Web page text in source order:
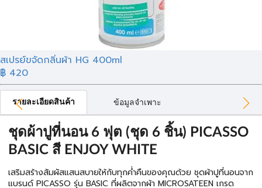
สเปรย์ขจัดกลิ่นผ้า HG 400ml
฿ 420
รายละเอียดสินค้า ข้อมูลจำเพาะ
ชุดผ้าปูที่นอน 6 ฟุต (ชุด 6 ชิ้น) PICASSO
BASIC สี ENJOY WHITE
เสริมสร้างสัมผัสแสนสบายให้กับทุกค่ำคืนของคุณด้วย ชุดผ้าปูที่นอนจาก
แบรนด์ PICASSO รุ่น BASIC ที่ผลิตจากผ้า MICROSATEEN เกรด